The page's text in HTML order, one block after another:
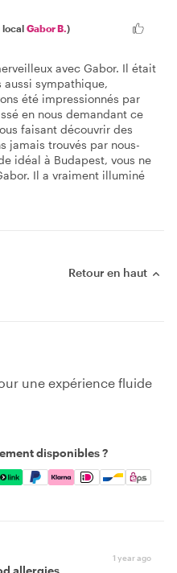
local Gabor B.)
avec Gabor. Il était
aussi sympathique,
été impressionnés par
en nous demandant ce
faisant découvrir des
jamais trouvés par nous-
idéal à Budapest, vous ne
Il a vraiment illuminé
Retour en haut
une expérience fluide
disponibles ?
Apple Pay, Google
1 year ago
allergies